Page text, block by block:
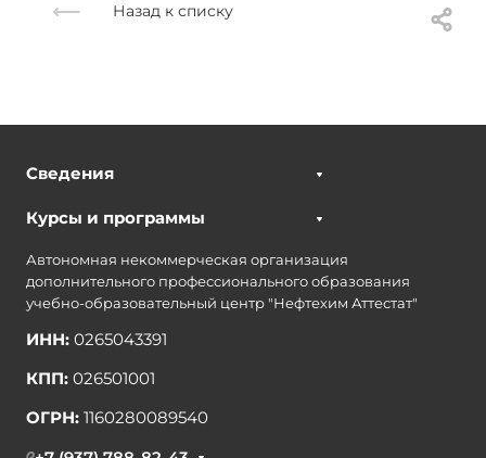
Назад к списку
Сведения
Курсы и программы
Автономная некоммерческая организация
дополнительного профессионального образования
учебно-образовательный центр "Нефтехим Аттестат"
ИНН: 0265043391
КПП: 026501001
ОГРН: 1160280089540